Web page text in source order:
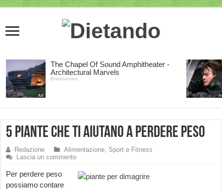
5 piante che ti aiutano a perdere peso
Redazione
Alimentazione, Sport e Fitness
Lascia un commento
Per perdere peso
possiamo contare